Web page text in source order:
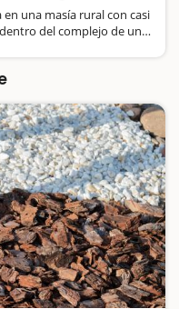
una masía rural con casi
del complejo de un